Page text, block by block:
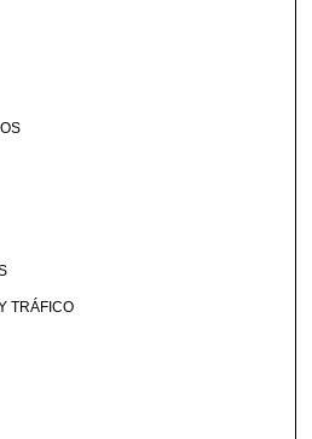
TRÁFICO